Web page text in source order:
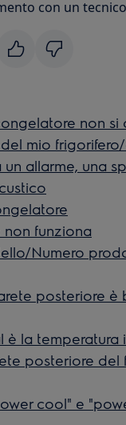
con un
non si
mio
allarme, una
funziona
Numero
posteriore
la temperatura
posteriore
cool" e